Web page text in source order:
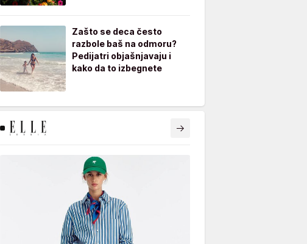
Zašto se deca često
razbole baš na odmoru?
Pedijatri objašnjavaju i
kako da to izbegnete